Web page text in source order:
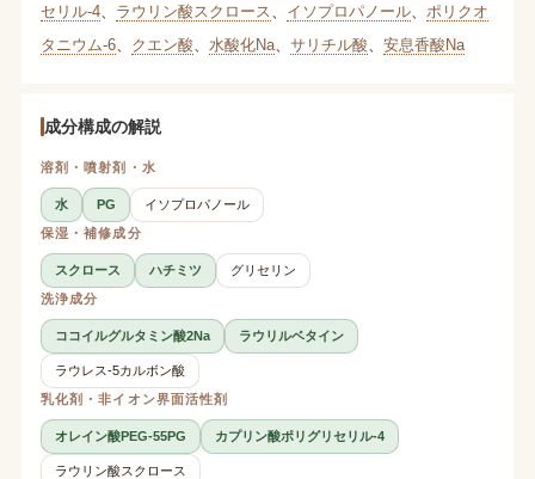
セリル-4、 ラウリン酸スクロース イソプロパノール、 ポリクオ
タニウム-6、 クエン酸 水酸化Na、 サリチル酸 安息香酸Na
成分構成の解説
溶剤・噴射剤・水
水 PG
イソプロパノール
保湿・補修成分
スクロース ハチミツ
グリセリン
洗浄成分
ココイルグルタミン酸2Na ラウリルベタイン
ラウレス-5カルボン酸
乳化剤・非イオン界面活性剤
オレイン酸PEG-55PG カプリン酸ポリグリセリル-4
ラウリン酸スクロース